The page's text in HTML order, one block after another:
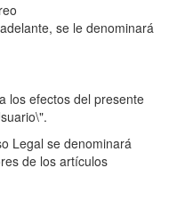
se le denominará
los efectos del presente
Legal se denominará
de los artículos